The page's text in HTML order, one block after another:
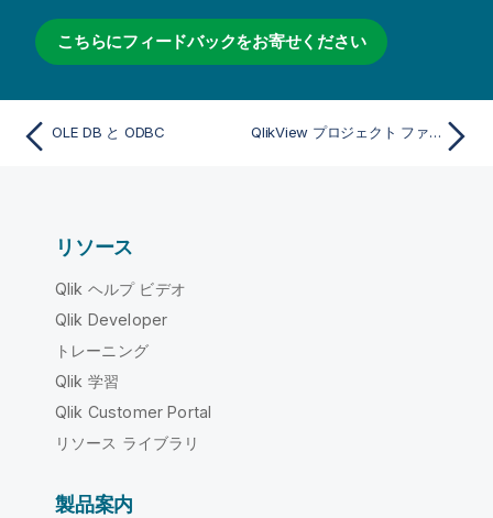
こちらにフィードバックをお寄せください
OLE DB と ODBC QlikView プロジェクト ファイル
リソース
Qlik ヘルプ ビデオ
Qlik Developer
トレーニング
Qlik 学習
Qlik Customer Portal
リソース ライブラリ
製品案内